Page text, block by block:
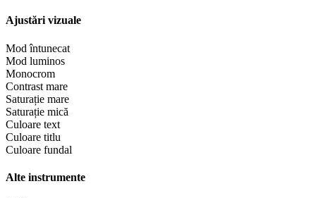
Ajustări vizuale
Mod întunecat
Mod luminos
Monocrom
Contrast mare
Saturație mare
Saturație mică
Culoare text
Culoare titlu
Culoare fundal
Alte instrumente